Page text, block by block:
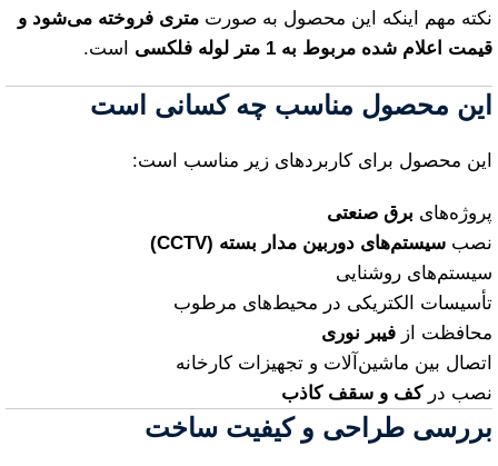
نکته مهم اینکه این محصول به صورت متری فروخته می‌شود و
قیمت اعلام شده مربوط به 1 متر لوله فلکسی
است.
این محصول مناسب چه کسانی است
این محصول برای کاربردهای زیر مناسب است:
پروژه‌های برق صنعتی
نصب سیستم‌های دوربین مدار بسته (CCTV)
سیستم‌های روشنایی
تأسیسات الکتریکی در محیط‌های مرطوب
محافظت از فیبر نوری
اتصال بین ماشین‌آلات و تجهیزات کارخانه
نصب درکف و سقف کاذب
بررسی طراحی و کیفیت ساخت